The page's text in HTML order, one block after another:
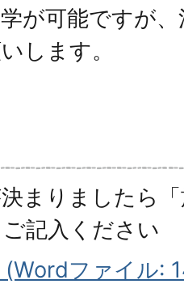
が可能ですが
します。
まりましたら
記入ください
ファイル: